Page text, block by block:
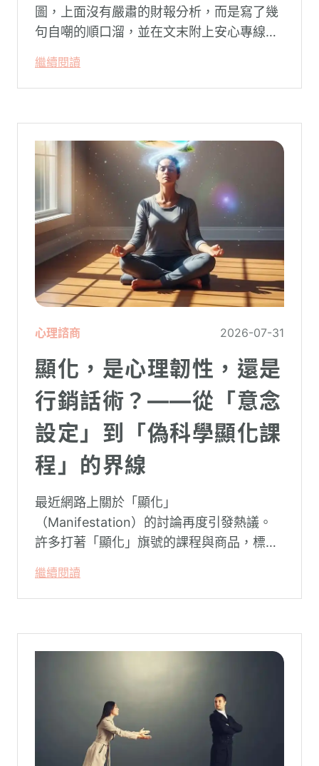
圖，上面沒有嚴肅的財報分析，而是寫了幾
句自嘲的順口溜，並在文末附上安心專線與
被廣泛轉載。對許多投資人而言，螢幕上下
跌的數字背後，實質連結的是個人的財務壓
繼續閱讀
心理諮商 2026-07-31
顯化，是心理韌性，還是
行銷話術？——從「意念
設定」到「偽科學顯化課
程」的界線
最近網路上關於「顯化」
（Manifestation）的討論再度引發熱議。
許多打著「顯化」旗號的課程與商品，標榜
能吸引財富、關係與健康。這類論述聽起來
療癒，卻經常缺乏實證基礎，甚至可能對正
繼續閱讀